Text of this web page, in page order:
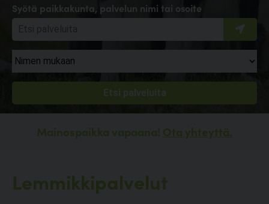
Syötä paikkakunta, palvelun nimi tai osoite
Mainospaikka vapaana! Ota yhteyttä.
Lemmikkipalvelut